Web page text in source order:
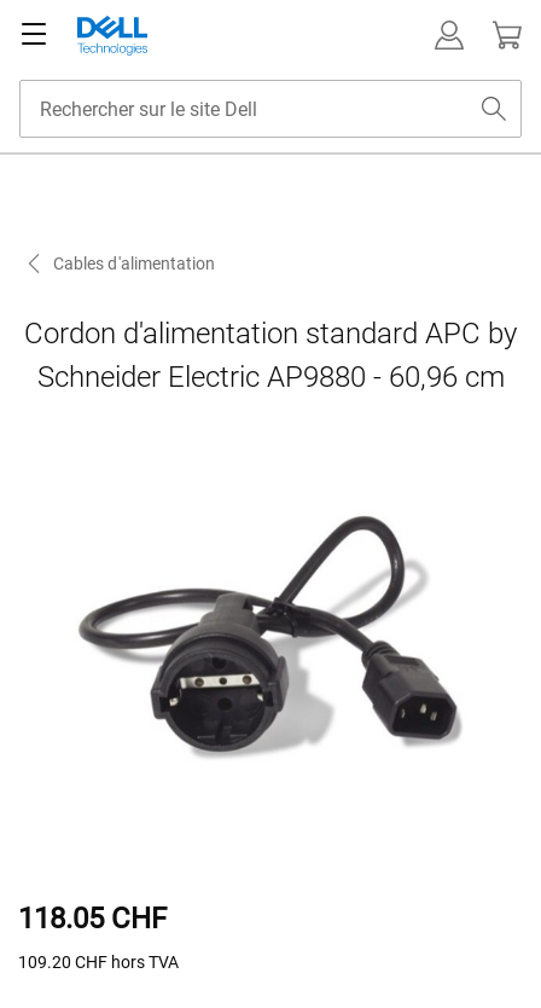
Cables d'alimentation
Cordon d'alimentation standard APC by
Schneider Electric AP9880 - 60,96 cm
118.05 CHF
109.20 CHF hors TVA